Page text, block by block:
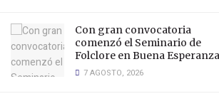
Con gran convocatoria
comenzó el Seminario de
Folclore en Buena Esperanza
7 AGOSTO, 2026